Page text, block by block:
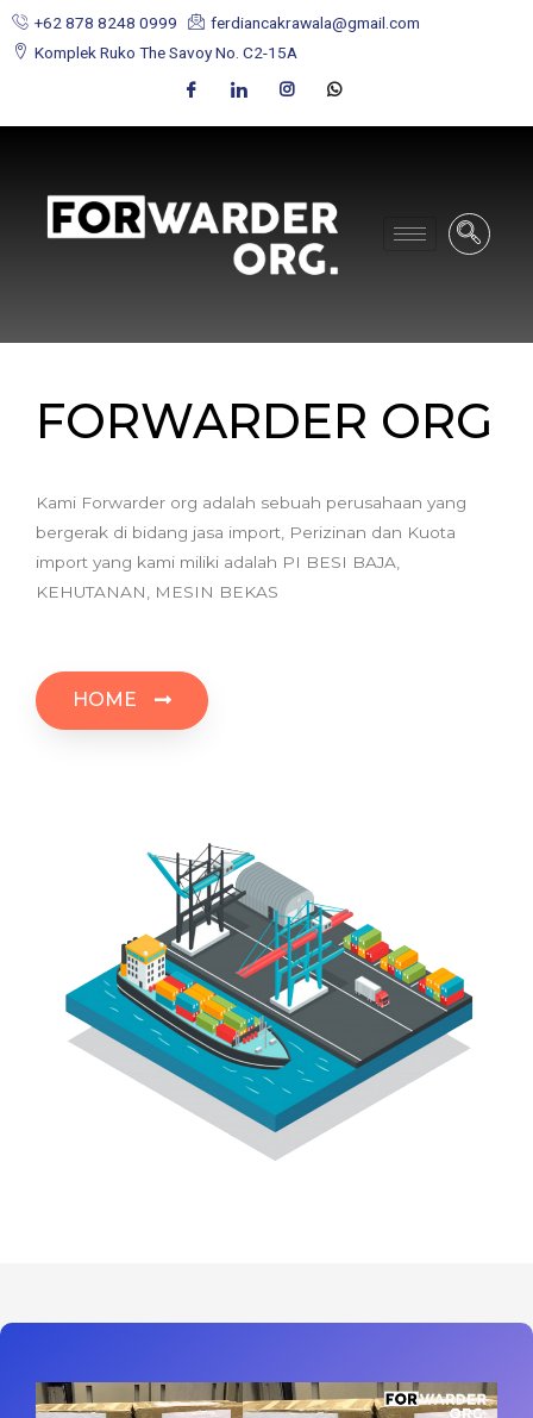
+62 878 8248 0999
ferdiancakrawala@gmail.com
Komplek Ruko The Savoy No. C2-15A
FORWARDER ORG
Kami Forwarder org adalah sebuah perusahaan yang
bergerak di bidang jasa import, Perizinan dan Kuota
import yang kami miliki adalah PI BESI BAJA,
KEHUTANAN, MESIN BEKAS
HOME